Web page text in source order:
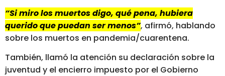
“Si miro los muertos digo, qué pena, hubiera
querido que puedan ser menos”, afirmó, hablando
sobre los muertos en pandemia/cuarentena.
También, llamó la atención su declaración sobre la
juventud y el encierro impuesto por el Gobierno